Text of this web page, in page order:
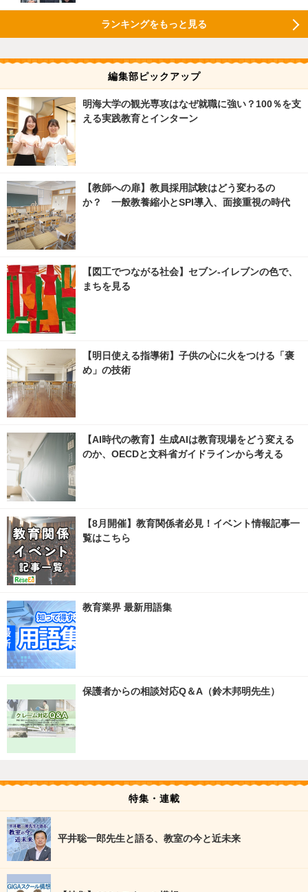
ランキングをもっと見る
編集部ピックアップ
明海大学の観光専攻はなぜ就職に強い？100％を支
える実践教育とインターン
【教師への扉】教員採用試験はどう変わるの
か？ 一般教養縮小とSPI導入、面接重視の時代
【図工でつながる社会】セブン‐イレブンの色で、
まちを見る
【明日使える指導術】子供の心に火をつける「褒
め」の技術
【AI時代の教育】生成AIは教育現場をどう変える
のか、OECDと文科省ガイドラインから考える
【8月開催】教育関係者必見！イベント情報記事一
覧はこちら
教育業界 最新用語集
保護者からの相談対応Q＆A（鈴木邦明先生）
特集・連載
平井聡一郎先生と語る、教室の今と近未来